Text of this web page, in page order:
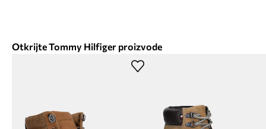
Otkrijte Tommy Hilfiger proizvode